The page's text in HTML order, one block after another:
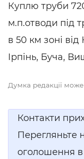
Куплю труби
м.п.отводи під
в 50 км зоні
Ірпінь, Буча,
Думка редакції може
Контакти
Перегляньте
оголошення в